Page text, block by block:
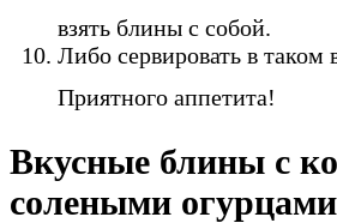
взять блины с собой.
Либо сервировать в таком
Приятного аппетита!
Вкусные блины с
солеными огурцами